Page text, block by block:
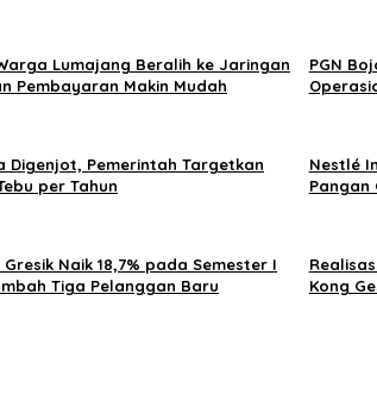
Lumajang Beralih ke Jaringan
Pembayaran Makin Mudah
PGN
Digenjot, Pemerintah Targetkan
per Tahun
Nestlé
Pangan
Naik 18,7% pada Semester I
Tiga Pelanggan Baru
Kong